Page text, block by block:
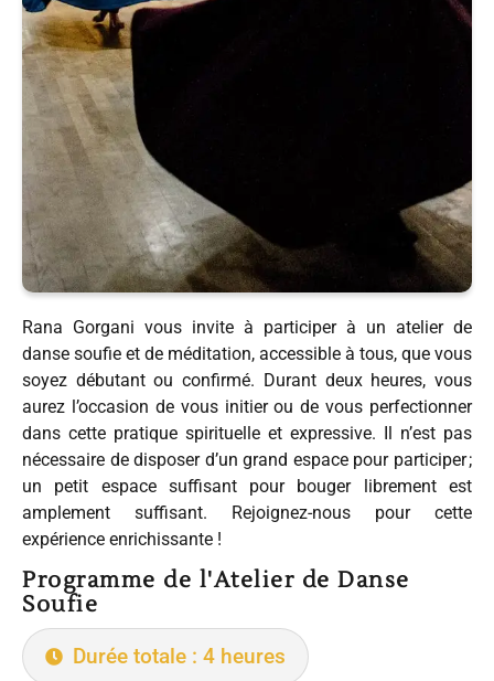
Rana Gorgani vous invite à participer à un atelier de
danse soufie et de méditation, accessible à tous, que vous
soyez débutant ou confirmé. Durant deux heures, vous
aurez l’occasion de vous initier ou de vous perfectionner
dans cette pratique spirituelle et expressive. Il n’est pas
nécessaire de disposer d’un grand espace pour participer ;
un petit espace suffisant pour bouger librement est
amplement suffisant. Rejoignez-nous pour cette
expérience enrichissante !
Programme de l'Atelier de Danse
Soufie
Durée totale : 4 heures